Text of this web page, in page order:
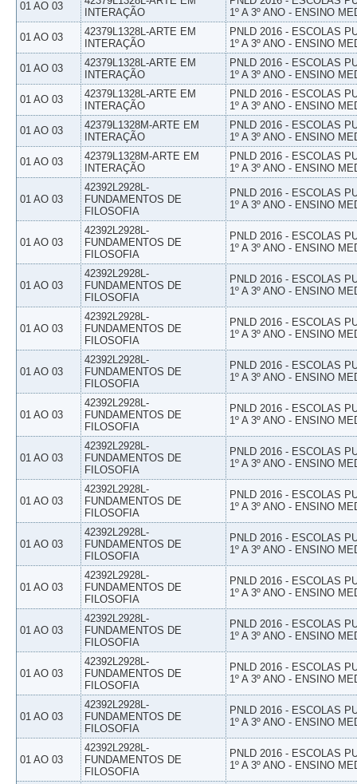
01 AO 03
INTERAÇÃO
1º A 3º ANO - ENSINO
01 AO 03
42379L1328L-ARTE EM
INTERAÇÃO
PNLD 2016 - ESCOLAS
1º A 3º ANO - ENSINO
01 AO 03
42379L1328L-ARTE EM
INTERAÇÃO
PNLD 2016 - ESCOLAS
1º A 3º ANO - ENSINO
01 AO 03
42379L1328L-ARTE EM
INTERAÇÃO
PNLD 2016 - ESCOLAS
1º A 3º ANO - ENSINO
01 AO 03
42379L1328M-ARTE EM
INTERAÇÃO
PNLD 2016 - ESCOLAS
1º A 3º ANO - ENSINO
01 AO 03
42379L1328M-ARTE EM
INTERAÇÃO
PNLD 2016 - ESCOLAS
1º A 3º ANO - ENSINO
01 AO 03
42392L2928L-
FUNDAMENTOS DE
FILOSOFIA
PNLD 2016 - ESCOLAS
1º A 3º ANO - ENSINO
01 AO 03
42392L2928L-
FUNDAMENTOS DE
FILOSOFIA
PNLD 2016 - ESCOLAS
1º A 3º ANO - ENSINO
01 AO 03
42392L2928L-
FUNDAMENTOS DE
FILOSOFIA
PNLD 2016 - ESCOLAS
1º A 3º ANO - ENSINO
01 AO 03
42392L2928L-
FUNDAMENTOS DE
FILOSOFIA
PNLD 2016 - ESCOLAS
1º A 3º ANO - ENSINO
01 AO 03
42392L2928L-
FUNDAMENTOS DE
FILOSOFIA
PNLD 2016 - ESCOLAS
1º A 3º ANO - ENSINO
01 AO 03
42392L2928L-
FUNDAMENTOS DE
FILOSOFIA
PNLD 2016 - ESCOLAS
1º A 3º ANO - ENSINO
01 AO 03
42392L2928L-
FUNDAMENTOS DE
FILOSOFIA
PNLD 2016 - ESCOLAS
1º A 3º ANO - ENSINO
01 AO 03
42392L2928L-
FUNDAMENTOS DE
FILOSOFIA
PNLD 2016 - ESCOLAS
1º A 3º ANO - ENSINO
01 AO 03
42392L2928L-
FUNDAMENTOS DE
FILOSOFIA
PNLD 2016 - ESCOLAS
1º A 3º ANO - ENSINO
01 AO 03
42392L2928L-
FUNDAMENTOS DE
FILOSOFIA
PNLD 2016 - ESCOLAS
1º A 3º ANO - ENSINO
01 AO 03
42392L2928L-
FUNDAMENTOS DE
FILOSOFIA
PNLD 2016 - ESCOLAS
1º A 3º ANO - ENSINO
01 AO 03
42392L2928L-
FUNDAMENTOS DE
FILOSOFIA
PNLD 2016 - ESCOLAS
1º A 3º ANO - ENSINO
01 AO 03
42392L2928L-
FUNDAMENTOS DE
FILOSOFIA
PNLD 2016 - ESCOLAS
1º A 3º ANO - ENSINO
01 AO 03
42392L2928L-
FUNDAMENTOS DE
FILOSOFIA
PNLD 2016 - ESCOLAS
1º A 3º ANO - ENSINO